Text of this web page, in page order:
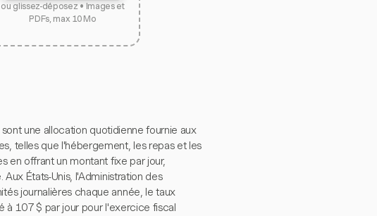
ou glissez-déposez • Images et
PDFs, max 10 Mo
une allocation quotidienne fournie aux
telles que l'hébergement, les repas et les
en offrant un montant fixe par jour,
États-Unis, l'Administration des
journalières chaque année, le taux
à 107 $ par jour pour l'exercice fiscal